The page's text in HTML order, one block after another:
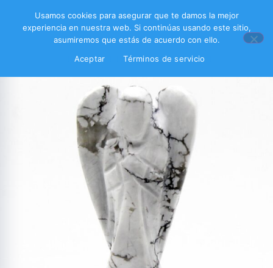
Usamos cookies para asegurar que te damos la mejor
experiencia en nuestra web. Si continúas usando este sitio,
asumiremos que estás de acuerdo con ello.
Aceptar
Términos de servicio